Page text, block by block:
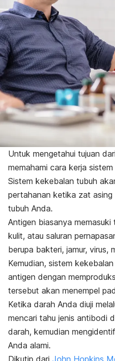
Untuk mengetahui tujuan
memahami cara kerja
Sistem kekebalan tubuh
pertahanan ketika zat
tubuh Anda.
Antigen biasanya memasuki
kulit, atau saluran
berupa bakteri, jamur, virus,
Kemudian, sistem
antigen dengan
tersebut akan menempel
Ketika darah Anda diuji
mencari tahu jenis antibodi
darah, kemudian
Anda alami.